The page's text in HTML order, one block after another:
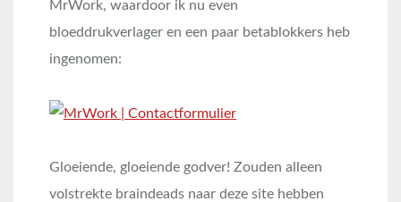
MrWork, waardoor ik nu even
bloeddrukverlager en een paar betablokkers heb
ingenomen:
Gloeiende, gloeiende godver! Zouden alleen
volstrekte braindeads naar deze site hebben